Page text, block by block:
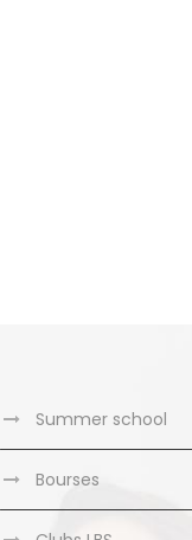
Summer school
Bourses